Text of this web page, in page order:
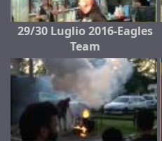
29/30 Luglio 2016-Eagles
Team